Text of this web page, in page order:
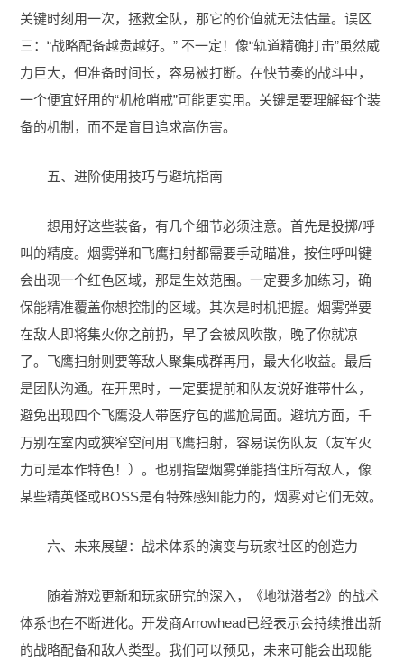
关键时刻用一次，拯救全队，那它的价值就无法估量。误区
三：“战略配备越贵越好。” 不一定！像“轨道精确打击”虽然威
力巨大，但准备时间长，容易被打断。在快节奏的战斗中，
一个便宜好用的“机枪哨戒”可能更实用。关键是要理解每个装
备的机制，而不是盲目追求高伤害。
五、进阶使用技巧与避坑指南
想用好这些装备，有几个细节必须注意。首先是投掷/呼
叫的精度。烟雾弹和飞鹰扫射都需要手动瞄准，按住呼叫键
会出现一个红色区域，那是生效范围。一定要多加练习，确
保能精准覆盖你想控制的区域。其次是时机把握。烟雾弹要
在敌人即将集火你之前扔，早了会被风吹散，晚了你就凉
了。飞鹰扫射则要等敌人聚集成群再用，最大化收益。最后
是团队沟通。在开黑时，一定要提前和队友说好谁带什么，
避免出现四个飞鹰没人带医疗包的尴尬局面。避坑方面，千
万别在室内或狭窄空间用飞鹰扫射，容易误伤队友（友军火
力可是本作特色！）。也别指望烟雾弹能挡住所有敌人，像
某些精英怪或BOSS是有特殊感知能力的，烟雾对它们无效。
六、未来展望：战术体系的演变与玩家社区的创造力
随着游戏更新和玩家研究的深入，《地狱潜者2》的战术
体系也在不断进化。开发商Arrowhead已经表示会持续推出新
的战略配备和敌人类型。我们可以预见，未来可能会出现能